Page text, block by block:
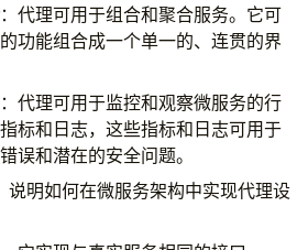
：代理可用于组合和聚合服务。它可
功能组合成一个单一的、连贯的界
：代理可用于监控和观察微服务的行
标和日志，这些指标和日志可用于
误和潜在的安全问题。
说明如何在微服务架构中实现代理设